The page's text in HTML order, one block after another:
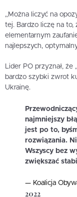
„Można liczyć na
tej. Bardzo liczę na
elementarnym
najlepszych,
Lider PO przyznał, że
bardzo szybki zwrot
Ukrainę.
najmniejszy
jest po to,
rozwiązania.
Wszyscy bez
zwiększać
— Koalicja
2022